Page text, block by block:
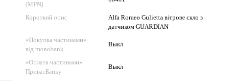
(MPN)
Короткий опис
Alfa Romeo Gulietta вітрове скло з
датчиком GUARDIAN
«Покупка частинами»
від monobank
Выкл
«Оплата частинами»
ПриватБанку
Выкл